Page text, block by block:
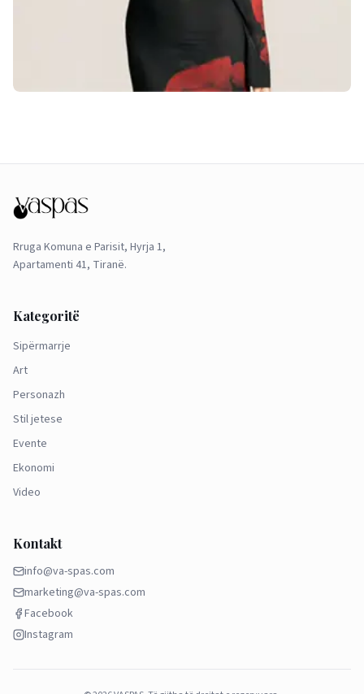
Rruga Komuna e Parisit, Hyrja 1,
Apartamenti 41, Tiranë.
Kategoritë
Sipërmarrje
Art
Personazh
Stil jetese
Evente
Ekonomi
Video
Kontakt
info@va-spas.com
marketing@va-spas.com
Facebook
Instagram